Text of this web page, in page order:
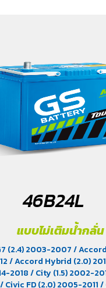
46B24L
แบบไม่เติมน้ำกลั่น
(2.4) 2003-2007/
/ Accord Hybrid (2.0)
2018/ City (1.5) 2002-
/ Civic FD (2.0) 2005-2011/